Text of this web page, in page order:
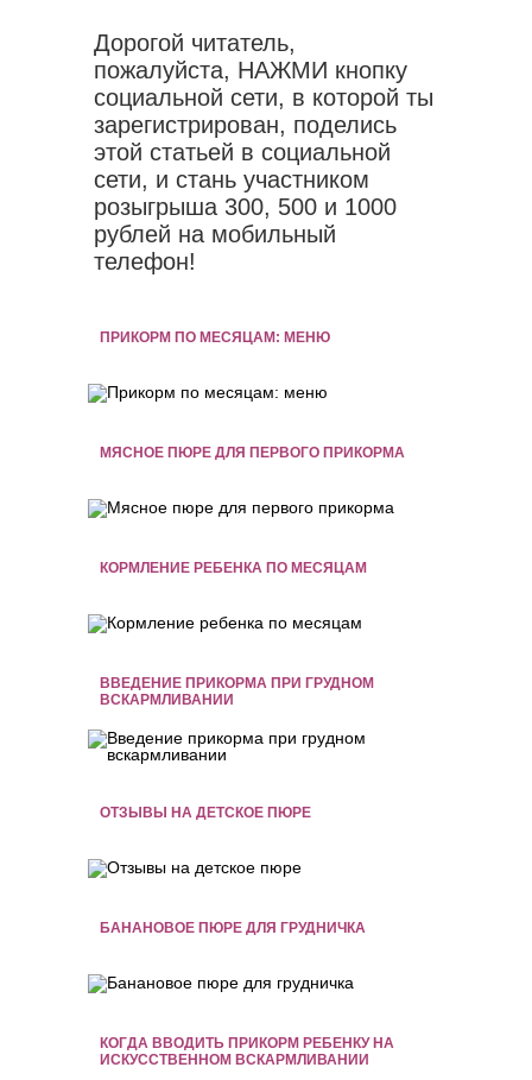
Дорогой читатель,
пожалуйста, НАЖМИ кнопку
социальной сети, в которой ты
зарегистрирован, поделись
этой статьей в социальной
сети, и стань участником
розыгрыша 300, 500 и 1000
рублей на мобильный
телефон!
ПРИКОРМ ПО МЕСЯЦАМ: МЕНЮ
МЯСНОЕ ПЮРЕ ДЛЯ ПЕРВОГО ПРИКОРМА
КОРМЛЕНИЕ РЕБЕНКА ПО МЕСЯЦАМ
ВВЕДЕНИЕ ПРИКОРМА ПРИ ГРУДНОМ
ВСКАРМЛИВАНИИ
ОТЗЫВЫ НА ДЕТСКОЕ ПЮРЕ
БАНАНОВОЕ ПЮРЕ ДЛЯ ГРУДНИЧКА
КОГДА ВВОДИТЬ ПРИКОРМ РЕБЕНКУ НА
ИСКУССТВЕННОМ ВСКАРМЛИВАНИИ